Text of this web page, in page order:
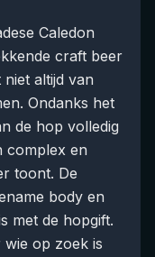
Caledon
craft beer
altijd van
Ondanks het
de hop volledig
complex en
toont. De
body en
met de hopgift.
op zoek is